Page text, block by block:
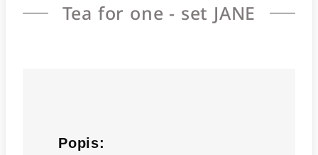
Tea for one - set JANE
Popis: